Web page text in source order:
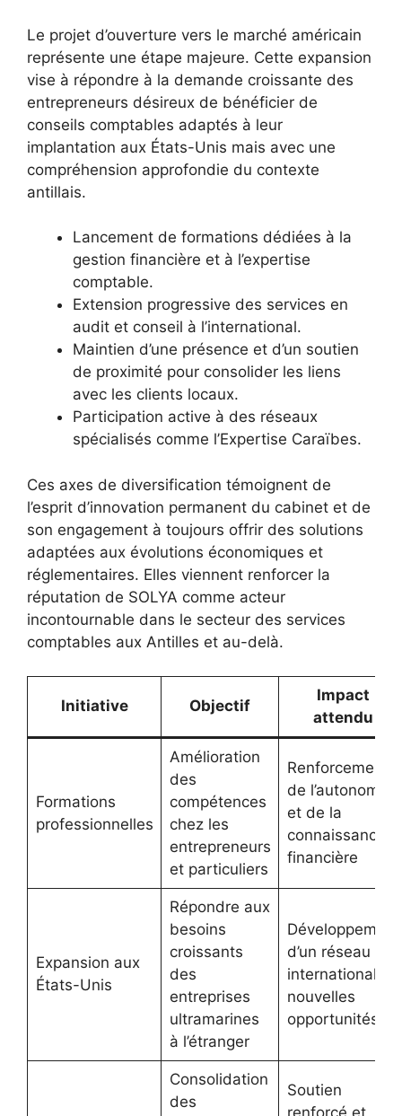
Le projet d’ouverture vers le marché américain
représente une étape majeure. Cette expansion
vise à répondre à la demande croissante des
entrepreneurs désireux de bénéficier de
conseils comptables adaptés à leur
implantation aux États-Unis mais avec une
compréhension approfondie du contexte
antillais.
Lancement de formations dédiées à la
gestion financière et à l’expertise
comptable.
Extension progressive des services en
audit et conseil à l’international.
Maintien d’une présence et d’un soutien
de proximité pour consolider les liens
avec les clients locaux.
Participation active à des réseaux
spécialisés comme l’Expertise Caraïbes.
Ces axes de diversification témoignent de
l’esprit d’innovation permanent du cabinet et de
son engagement à toujours offrir des solutions
adaptées aux évolutions économiques et
réglementaires. Elles viennent renforcer la
réputation de SOLYA comme acteur
incontournable dans le secteur des services
comptables aux Antilles et au-delà.
Initiative Objectif
Impact
attendu
Formations
professionnelles
Amélioration
des
compétences
chez les
entrepreneurs
et particuliers
Renforcement
de l’autonomie
et de la
connaissance
financière
Expansion aux
États-Unis
Répondre aux
besoins
croissants
des
entreprises
ultramarines
à l’étranger
Développement
d’un réseau
international et
nouvelles
opportunités
Consolidation
des
Soutien